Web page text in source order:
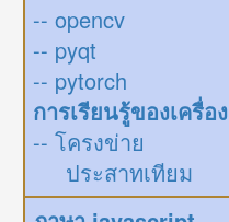
-- opencv
-- pyqt
-- pytorch
การเรียนรู้ของเครื่อง
-- โครงข่าย
ประสาทเทียม